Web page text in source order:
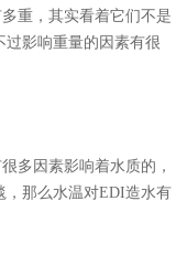
过影响重量的因素有很
那么水温对EDI造水有